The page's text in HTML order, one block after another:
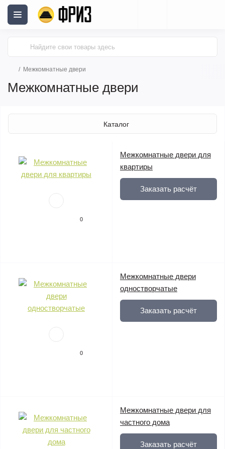
Межкомнатные двери
Межкомнатные двери
Каталог
0
Межкомнатные двери для
квартиры
Заказать расчёт
0
Межкомнатные двери
одностворчатые
Заказать расчёт
Межкомнатные двери для
частного дома
Заказать расчёт